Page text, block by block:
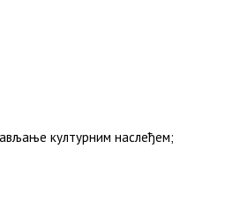
културним наслеђем;